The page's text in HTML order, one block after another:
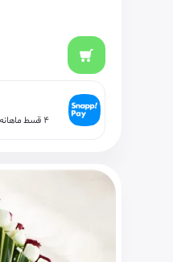
۴ قسط ماهانه. بدون سود، چک و ضامن.